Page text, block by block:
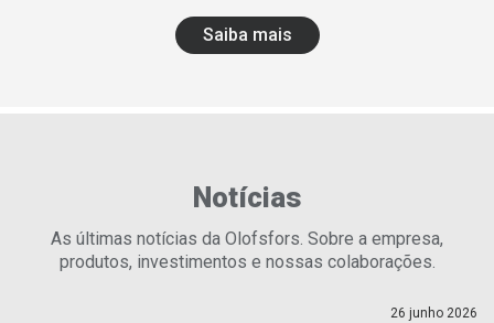
Saiba mais
Notícias
As últimas notícias da Olofsfors. Sobre a empresa,
produtos, investimentos e nossas colaborações.
26 junho 2026